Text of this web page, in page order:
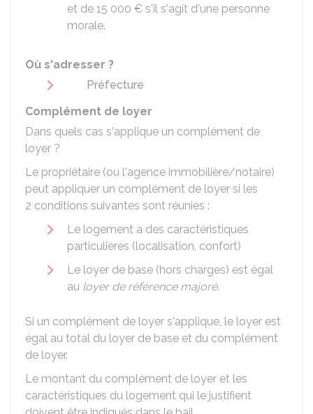
et de 15 000 € s'il s'agit d'une personne
morale.
Où s'adresser ?
Préfecture
Complément de loyer
Dans quels cas s'applique un complément de
loyer ?
Le propriétaire (ou l'agence immobilière/notaire)
peut appliquer un complément de loyer si les
2 conditions suivantes sont réunies :
Le logement a des caractéristiques
particulières (localisation, confort)
Le loyer de base (hors charges) est égal
au loyer de référence majoré.
Si un complément de loyer s'applique, le loyer est
égal au total du loyer de base et du complément
de loyer.
Le montant du complément de loyer et les
caractéristiques du logement qui le justifient